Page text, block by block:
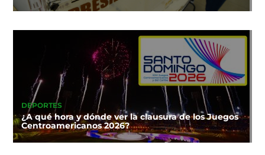
DEPORTES
¿A qué hora y dónde ver la clausura de los Juegos
Centroamericanos 2026?